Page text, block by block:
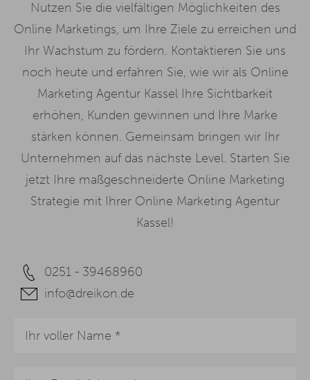
Nutzen Sie die vielfältigen Möglichkeiten des
Online Marketings, um Ihre Ziele zu erreichen und
Ihr Wachstum zu fördern. Kontaktieren Sie uns
noch heute und erfahren Sie, wie wir als Online
Marketing Agentur Kassel Ihre Sichtbarkeit
erhöhen, Kunden gewinnen und Ihre Marke
stärken können. Gemeinsam bringen wir Ihr
Unternehmen auf das nächste Level. Starten Sie
jetzt Ihre maßgeschneiderte Online Marketing
Strategie mit Ihrer Online Marketing Agentur
Kassel!
0251 - 39468960
info@dreikon.de